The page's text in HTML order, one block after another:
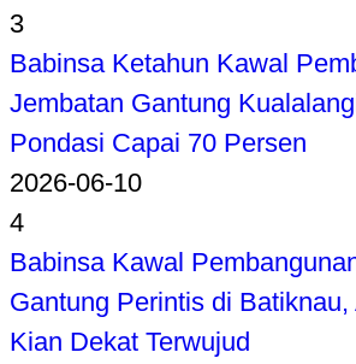
3
Babinsa Ketahun Kawal
Jembatan Gantung
Pondasi Capai 70 Persen
2026-06-10
4
Babinsa Kawal
Gantung Perintis di
Kian Dekat Terwujud